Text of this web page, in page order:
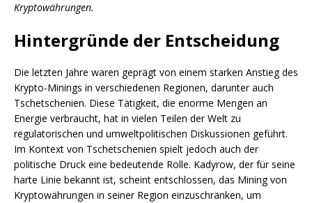
Kryptowährungen.
Hintergründe der Entscheidung
Die letzten Jahre waren geprägt von einem starken Anstieg des
Krypto-Minings in verschiedenen Regionen, darunter auch
Tschetschenien. Diese Tätigkeit, die enorme Mengen an
Energie verbraucht, hat in vielen Teilen der Welt zu
regulatorischen und umweltpolitischen Diskussionen geführt.
Im Kontext von Tschetschenien spielt jedoch auch der
politische Druck eine bedeutende Rolle. Kadyrow, der für seine
harte Linie bekannt ist, scheint entschlossen, das Mining von
Kryptowährungen in seiner Region einzuschränken, um